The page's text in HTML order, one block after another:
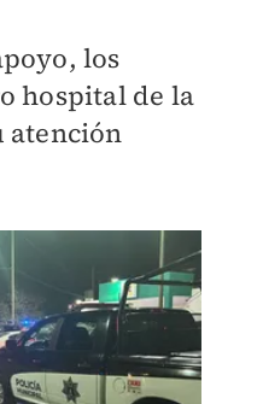
los
hospital de la
atención